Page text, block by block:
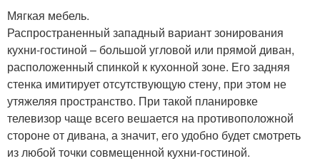
Мягкая мебель.
Распространенный западный вариант зонирования
кухни-гостиной – большой угловой или прямой диван,
расположенный спинкой к кухонной зоне. Его задняя
стенка имитирует отсутствующую стену, при этом не
утяжеляя пространство. При такой планировке
телевизор чаще всего вешается на противоположной
стороне от дивана, а значит, его удобно будет смотреть
из любой точки совмещенной кухни-гостиной.